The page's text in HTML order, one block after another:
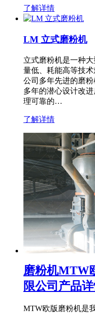
了解详情
LM 立式磨粉机
立式磨粉机是一种
量低、耗能高等技
公司多年先进的磨
多年的潜心设计改
理可靠的…
了解详情
磨粉机MTW
限公司产品
MTW欧版磨粉机是